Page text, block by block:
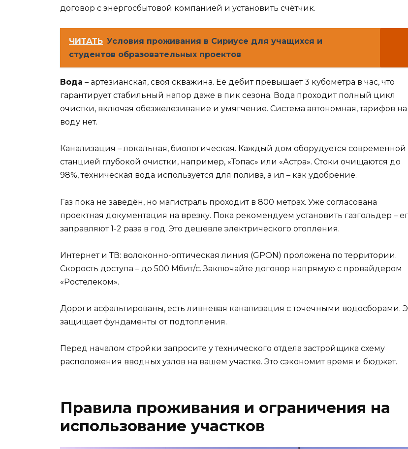
договор с энергосбытовой компанией и установить счётчик.
ЧИТАТЬ Условия проживания в Сириусе для учащихся и
студентов образовательных проектов
Вода – артезианская, своя скважина. Её дебит превышает 3 кубометра в час, что
гарантирует стабильный напор даже в пик сезона. Вода проходит полный цикл
очистки, включая обезжелезивание и умягчение. Система автономная, тарифов на
воду нет.
Канализация – локальная, биологическая. Каждый дом оборудуется современной
станцией глубокой очистки, например, «Топас» или «Астра». Стоки очищаются до
98%, техническая вода используется для полива, а ил – как удобрение.
Газ пока не заведён, но магистраль проходит в 800 метрах. Уже согласована
проектная документация на врезку. Пока рекомендуем установить газгольдер –
заправляют 1-2 раза в год. Это дешевле электрического отопления.
Интернет и ТВ: волоконно-оптическая линия (GPON) проложена по территории.
Скорость доступа – до 500 Мбит/с. Заключайте договор напрямую с провайдером
«Ростелеком».
Дороги асфальтированы, есть ливневая канализация с точечными водосборами.
защищает фундаменты от подтопления.
Перед началом стройки запросите у технического отдела застройщика схему
расположения вводных узлов на вашем участке. Это сэкономит время и бюджет.
Правила проживания и ограничения на
использование участков